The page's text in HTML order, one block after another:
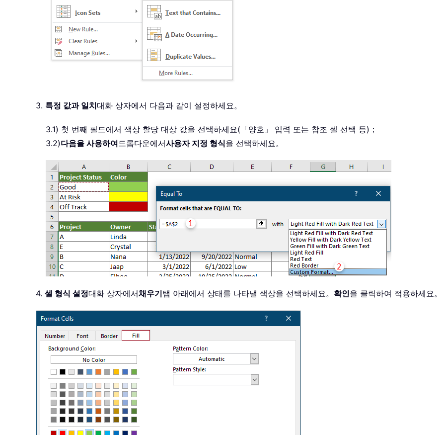
3. 특정 값과 일치대화 상자에서 다음과 같이 설정하세요。
3.1) 첫 번째 필드에서 색상 할당 대상 값을 선택하세요(「양호」 입력 또는 참조 셀 선택 등)；
3.2)다음을 사용하여드롭다운에서사용자 지정 형식을 선택하세요。
4. 셀 형식 설정대화 상자에서채우기탭 아래에서 상태를 나타낼 색상을 선택하세요。 확인을 클릭하여 적용하세요。